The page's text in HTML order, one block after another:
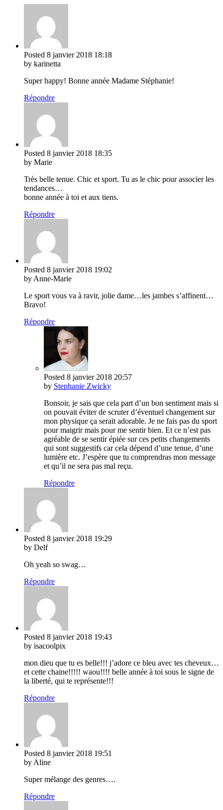
Posted 8 janvier 2018 18:18
by karinetta
Super happy! Bonne année Madame Stéphanie!
Répondre
Posted 8 janvier 2018 18:35
by Marie
Très belle tenue. Chic et sport. Tu as le chic pour associer les
tendances…
bonne année à toi et aux tiens.
Répondre
Posted 8 janvier 2018 19:02
by Anne-Marie
Le sport vous va à ravir, jolie dame…les jambes s’affinent…
Bravo!
Répondre
Posted 8 janvier 2018 20:57
by Stephanie Zwicky
Bonsoir, je sais que cela part d’un bon sentiment mais si
on pouvait éviter de scruter d’éventuel changement sur
mon physique ça serait adorable. Je ne fais pas du sport
pour maigrir mais pour me sentir bien. Et ce n’est pas
agréable de se sentir épiée sur ces petits changements
qui sont suggestifs car cela dépend d’une tenue, d’une
lumière etc. J’espère que tu comprendras mon message
et qu’il ne sera pas mal reçu.
Répondre
Posted 8 janvier 2018 19:29
by Delf
Oh yeah so swag…
Répondre
Posted 8 janvier 2018 19:43
by isacoolpix
mon dieu que tu es belle!!! j’adore ce bleu avec tes cheveux…
et cette chaine!!!!! waou!!!! belle année à toi sous le signe de
la liberté, qui te représente!!!
Répondre
Posted 8 janvier 2018 19:51
by Aline
Super mélange des genres….
Répondre